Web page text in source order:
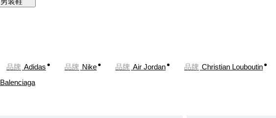
品牌 Adidas 品牌 Nike 品牌 Air Jordan 品牌 Christian Louboutin
Balenciaga